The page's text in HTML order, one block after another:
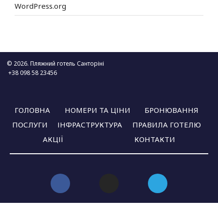
WordPress.org
© 2026. Пляжний готель Санторіні
+38 098 58 23456
ГОЛОВНА НОМЕРИ ТА ЦІНИ
БРОНЮВАННЯ
ПОСЛУГИ
ІНФРАСТРУКТУРА
ПРАВИЛА ГОТЕЛЮ
АКЦІЇ
КОНТАКТИ